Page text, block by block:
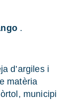
.
d’argiles i
matèria
municipi